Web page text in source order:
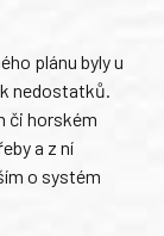
plánu byly u
nedostatků.
či horském
a z ní
o systém